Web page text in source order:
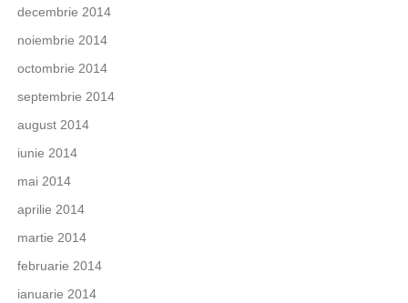
decembrie 2014
noiembrie 2014
octombrie 2014
septembrie 2014
august 2014
iunie 2014
mai 2014
aprilie 2014
martie 2014
februarie 2014
ianuarie 2014